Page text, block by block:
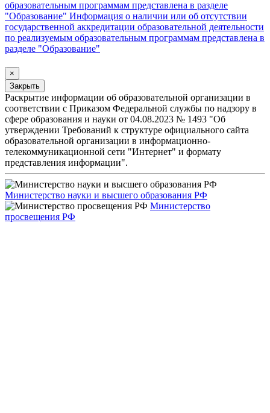
образовательным программам представлена в разделе
"Образование" Информация о наличии или об отсутствии
государственной аккредитации образовательной деятельности
по реализуемым образовательным программам представлена в
разделе "Образование"
×
Закрыть
Раскрытие информации об образовательной организации в
соответствии с Приказом Федеральной службы по надзору в
сфере образования и науки от 04.08.2023 № 1493 "Об
утверждении Требований к структуре официального сайта
образовательной организации в информационно-
телекоммуникационной сети "Интернет" и формату
представления информации".
Министерство науки и высшего образования РФ
Министерство
просвещения РФ